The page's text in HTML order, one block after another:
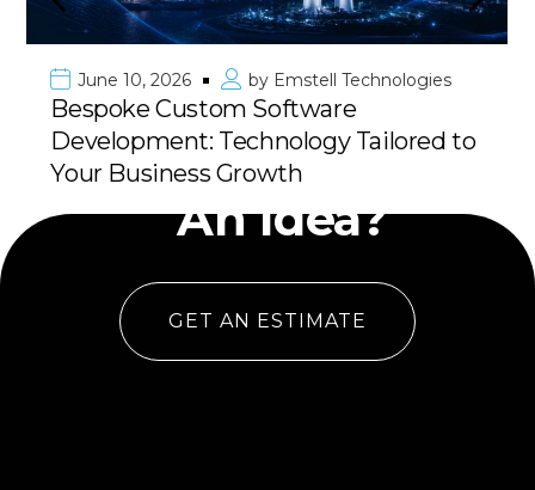
June 10, 2026 by Emstell Technologies
Bespoke Custom Software
Development: Technology Tailored to
Your Business Growth
Have
An Idea?
GET AN ESTIMATE